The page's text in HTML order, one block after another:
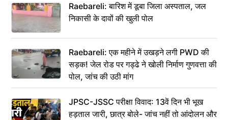
Raebareli: बारिश में डूबा जिला अस्पताल, जल
निकासी के दावों की खुली पोल
Raebareli: एक महीने में उखड़ने लगी PWD की
सड़क! जेल रोड पर गड्ढे ने खोली निर्माण गुणवत्ता की
पोल, जांच की उठी मांग
JPSC-JSSC परीक्षा विवाद: 13वें दिन भी भूख
हड़ताल जारी, छात्र बोले- जांच नहीं तो आंदोलन और